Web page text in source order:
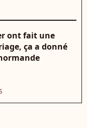
ont fait une
ça a donné